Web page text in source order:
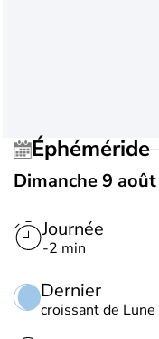
Éphéméride
Dimanche 9 août
Journée
-2 min
Dernier
croissant de Lune